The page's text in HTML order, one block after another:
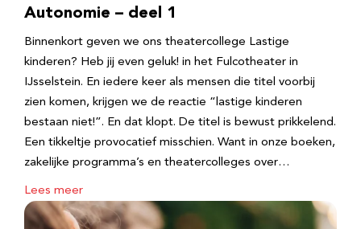
Autonomie – deel 1
Binnenkort geven we ons theatercollege Lastige
kinderen? Heb jij even geluk! in het Fulcotheater in
IJsselstein. En iedere keer als mensen die titel voorbij
zien komen, krijgen we de reactie “lastige kinderen
bestaan niet!”. En dat klopt. De titel is bewust prikkelend.
Een tikkeltje provocatief misschien. Want in onze boeken,
zakelijke programma’s en theatercolleges over…
Lees meer